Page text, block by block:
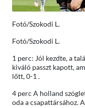
Fotó/Szokodi L.
Fotó/Szokodi L.
1 perc: Jól kezdte, a
kiváló passzt kapott,
lőtt, 0-1 .
4 perc A holland
oda a csapattársához.